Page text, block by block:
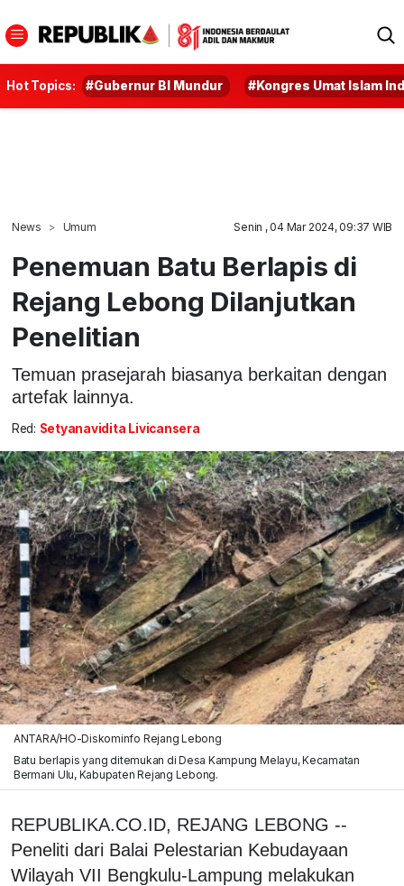
Hot Topics: #Gubernur BI Mundur #Kongres Umat Islam
News Umum Senin , 04 Mar 2024, 09:37 WIB
Penemuan Batu Berlapis di
Rejang Lebong Dilanjutkan
Penelitian
Temuan prasejarah biasanya berkaitan dengan
artefak lainnya.
Red: Setyanavidita Livicansera
ANTARA/HO-Diskominfo Rejang Lebong
Batu berlapis yang ditemukan di Desa Kampung Melayu, Kecamatan
Bermani Ulu, Kabupaten Rejang Lebong.
REPUBLIKA.CO.ID, REJANG LEBONG --
Peneliti dari Balai Pelestarian Kebudayaan
Wilayah VII Bengkulu-Lampung melakukan